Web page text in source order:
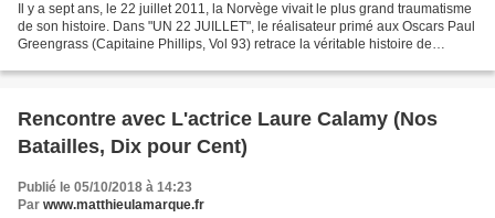
Il y a sept ans, le 22 juillet 2011, la Norvège vivait le plus grand traumatisme
de son histoire. Dans "UN 22 JUILLET", le réalisateur primé aux Oscars Paul
Greengrass (Capitaine Phillips, Vol 93) retrace la véritable histoire de
Rencontre avec L'actrice Laure Calamy (Nos
Batailles, Dix pour Cent)
Publié le 05/10/2018 à 14:23
Par www.matthieulamarque.fr